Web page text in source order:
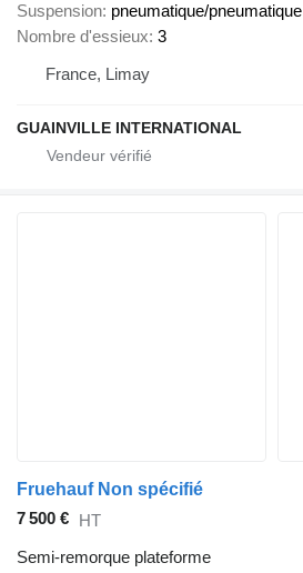
Suspension pneumatique/pneumatique
Nombre d'essieux 3
France, Limay
GUAINVILLE INTERNATIONAL
Fruehauf Non spécifié
7 500 € HT
Semi-remorque plateforme